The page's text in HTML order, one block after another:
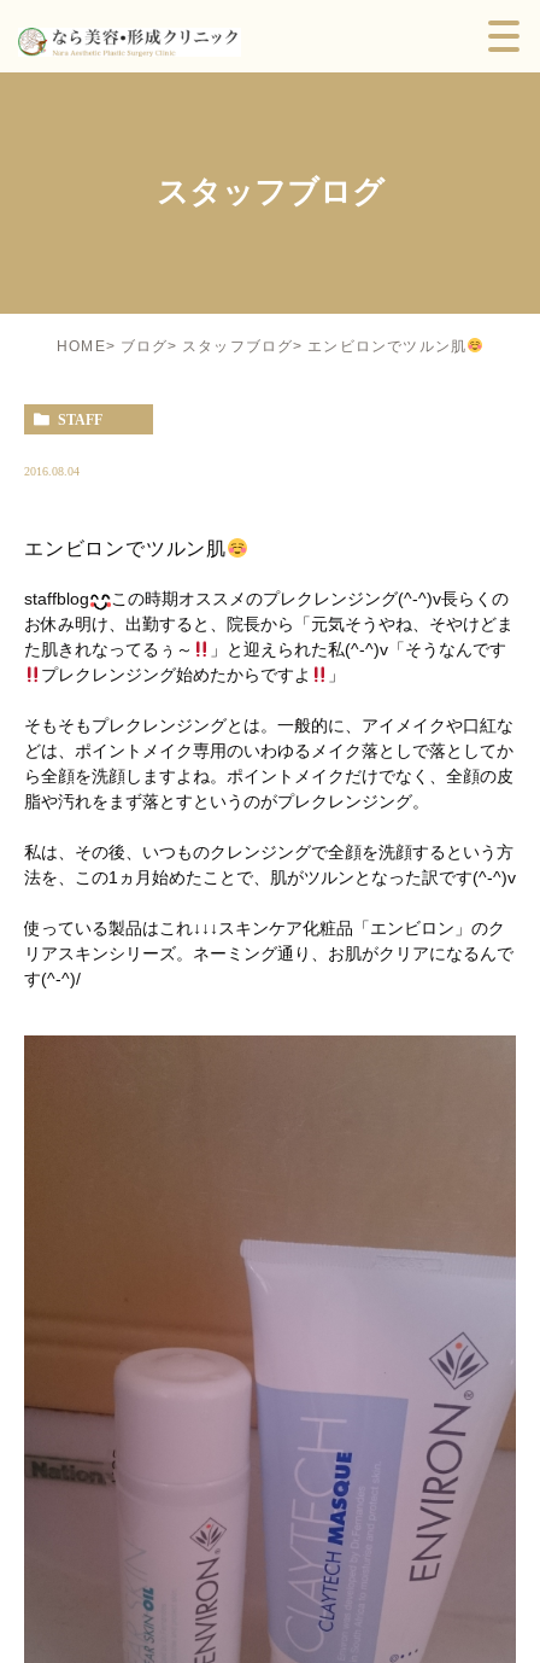
スタッフブログ
HOME ブログ スタッフブログ エンビロンでツルン肌
STAFF
2016.08.04
エンビロンでツルン肌
staffblog
この時期オススメのプレクレンジング(^-^)v長らくの
お休み明け、出勤すると、院長から「元気そうやね、そやけどま
た肌きれなってるぅ～
」と迎えられた私(^-^)v「そうなんです
プレクレンジング始めたからですよ
」
そもそもプレクレンジングとは。一般的に、アイメイクや口紅な
どは、ポイントメイク専用のいわゆるメイク落としで落としてか
ら全顔を洗顔しますよね。ポイントメイクだけでなく、全顔の皮
脂や汚れをまず落とすというのがプレクレンジング。
私は、その後、いつものクレンジングで全顔を洗顔するという方
法を、この1ヵ月始めたことで、肌がツルンとなった訳です(^-^)v
使っている製品はこれ↓↓↓スキンケア化粧品「エンビロン」のク
リアスキンシリーズ。ネーミング通り、お肌がクリアになるんで
す(^-^)/